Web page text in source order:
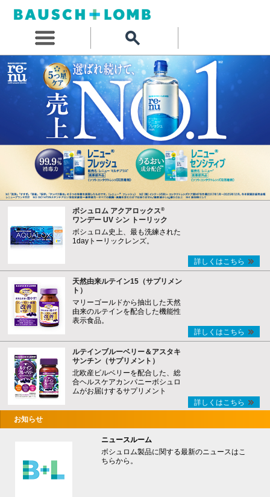
ボシュロム アクアロックス®
ワンデー UV シン トーリック
ボシュロム史上、最も洗練された
1dayトーリックレンズ。
詳しくはこちら
天然由来ルテイン15（サプリメン
ト）
マリーゴールドから抽出した天然
由来のルテインを配合した機能性
表示食品。
詳しくはこちら
ルテインブルーベリー＆アスタキ
サンチン（サプリメント）
北欧産ビルベリーを配合した、総
合ヘルスケアカンパニーボシュロ
ムがお届けするサプリメント
詳しくはこちら
お知らせ
ニュースルーム
ボシュロム製品に関する最新のニュースはこ
ちらから。